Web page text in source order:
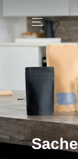
au
contenu